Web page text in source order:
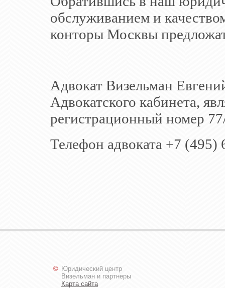
обслуживанием и
конторы Москвы
Адвокат Визельман
Адвокатского кабинета,
регистрационный номер
Телефон адвоката +7 (495)
© Юридический центр
Визельман и партнеры
Карта сайта